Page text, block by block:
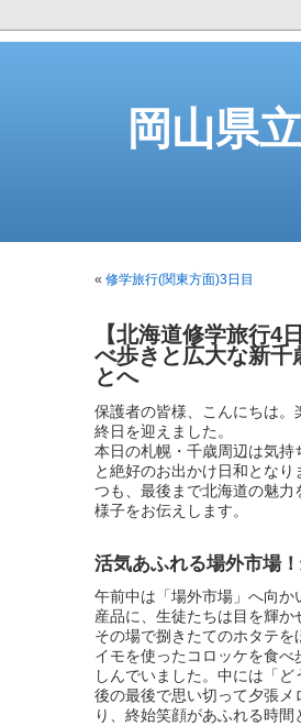
岡山県
« 修学旅行(関東方面)3日目
【北海道修学旅行4
べ歩きと広大な新千
とへ
保護者の皆様、こんにちは
終日を迎えました。
本日の札幌・千歳周辺は気
と絶好のお出かけ日和とな
つも、最後まで北海道の魅
様子をお伝えします。
活気あふれる場外市場
午前中は「場外市場」へ向
産品に、生徒たちは目を輝か
その場で捌きたてのホタテ
イモを使ったコロッケを食
しんでいました。中には「
後の最後で思い切って夕張
り、終始笑顔があふれる時間